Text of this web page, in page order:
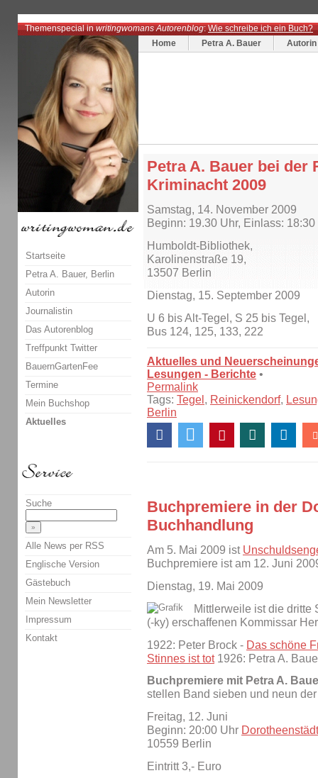
Themenspecial inwritingwomans Autorenblog:Wie schreibe ich ein Buch?
Home
Petra A. Bauer Autorin
Petra A. Bauer bei der
Kriminacht 2009
Samstag, 14. November 2009
Beginn: 19.30 Uhr, Einlass: 18:30
Humboldt-Bibliothek,
Karolinenstraße 19,
13507 Berlin
Dienstag, 15. September 2009
U 6 bis Alt-Tegel, S 25 bis Tegel,
Bus 124, 125, 133, 222
Aktuelles und
Lesungen - Berichte •
Permalink
Tags: Tegel , Reinickendorf,
Berlin
Buchpremiere in der
Buchhandlung
Am 5. Mai 2009 ist
Buchpremiere ist am 12. Juni
Dienstag, 19. Mai 2009
Mittlerweile ist die dritte
(-ky) erschaffenen Kommissar
1922: Peter Brock - Das schöne
Stinnes ist tot1926: Petra A.
Buchpremiere mit Petra A.
stellen Band sieben und neun
Freitag, 12. Juni
Beginn: 20:00 Uhr
10559 Berlin
Eintritt 3,- Euro
Startseite
Petra A. Bauer, Berlin
Autorin
Journalistin
Das Autorenblog
Treffpunkt Twitter
BauernGartenFee
Termine
Mein Buchshop
Aktuelles
Suche
Alle News per RSS
Englische Version
Gästebuch
Mein Newsletter
Impressum
Kontakt